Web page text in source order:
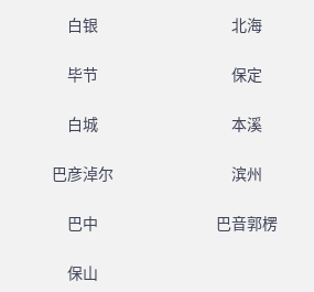
白银 北海
毕节 保定
白城 本溪
巴彦淖尔 滨州
巴中 巴音郭楞
保山